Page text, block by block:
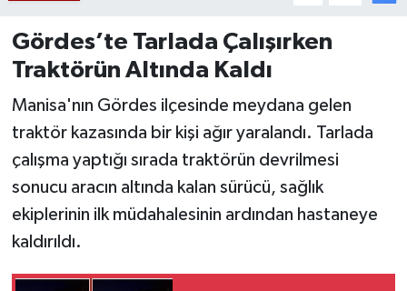
Gördes’te Tarlada Çalışırken
Traktörün Altında Kaldı
Manisa'nın Gördes ilçesinde meydana gelen
traktör kazasında bir kişi ağır yaralandı. Tarlada
çalışma yaptığı sırada traktörün devrilmesi
sonucu aracın altında kalan sürücü, sağlık
ekiplerinin ilk müdahalesinin ardından hastaneye
kaldırıldı.